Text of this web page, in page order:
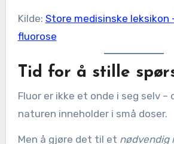
Kilde: Store medisinske leksikon
fluorose
Tid for å stille
Fluor er ikke et onde i seg selv
naturen inneholder i små doser.
Men å gjøre det til et